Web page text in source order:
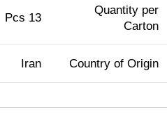
Quantity per
Carton
13 Pcs
Country of Origin
Iran